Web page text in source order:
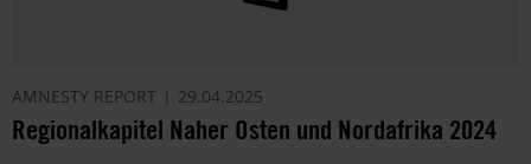
AMNESTY REPORT 29.04.2025
Regionalkapitel Naher Osten und Nordafrika 2024